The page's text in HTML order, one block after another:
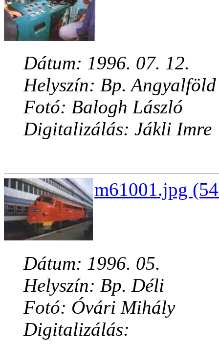
Dátum: 1996. 07. 12.
Helyszín: Bp. Angyalföld
Fotó: Balogh László
Digitalizálás: Jákli Imre
m61001.jpg
Dátum: 1996. 05.
Helyszín: Bp. Déli
Fotó: Óvári Mihály
Digitalizálás: